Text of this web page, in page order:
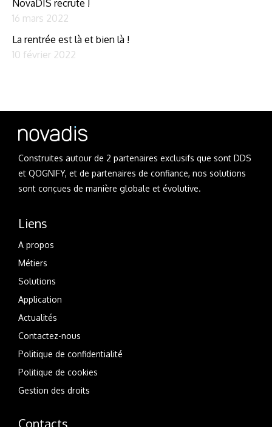
NovaDIS recrute !
16 mars 2022
La rentrée est là et bien là !
10 février 2022
Construites autour de 2 partenaires exclusifs que sont DDS
et QOGNIFY, et de partenaires de confiance, nos solutions
sont conçues de manière globale et évolutive.
Liens
A propos
Métiers
Solutions
Application
Actualités
Contactez-nous
Politique de confidentialité
Politique de cookies
Gestion des droits
Contacts